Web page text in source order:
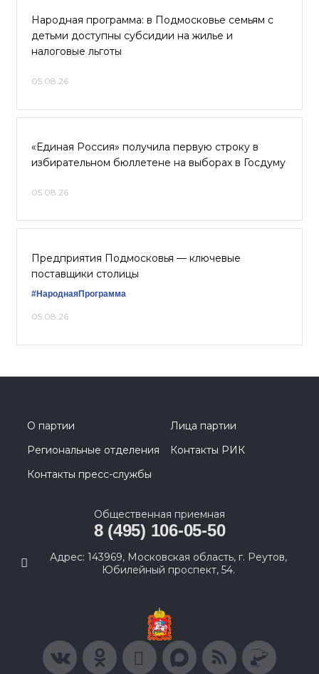
Народная программа: в Подмосковье семьям с
детьми доступны субсидии на жилье и
налоговые льготы
05.08.26
«Единая Россия» получила первую строку в
избирательном бюллетене на выборах в Госдуму
05.08.26
Предприятия Подмосковья — ключевые
поставщики столицы
#НароднаяПрограмма
05.08.26
О партии
Лица партии
Региональные отделения
Контакты РИК
Контакты пресс-службы
Общественная приемная
8 (495) 106-05-50
Адрес: 143969, Московская область, г. Реутов,
Юбилейный проспект, 54.